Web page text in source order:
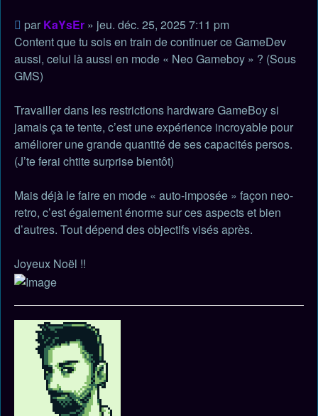
Message
non
lu
par KaYsEr » jeu. déc. 25, 2025 7:11 pm
Content que tu sois en train de continuer ce GameDev
aussi, celui là aussi en mode « Neo Gameboy » ? (Sous
GMS)
Travailler dans les restrictions hardware GameBoy si
jamais ça te tente, c’est une expérience incroyable pour
améliorer une grande quantité de ses capacités persos.
(J’te ferai chtite surprise bientôt)
Mais déjà le faire en mode « auto-imposée » façon neo-
retro, c’est également énorme sur ces aspects et bien
d’autres. Tout dépend des objectifs visés après.
Joyeux Noël !!